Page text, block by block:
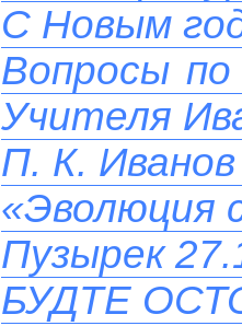
C Новым
Вопросы по
Учителя
П. К.
«Эволюция
Пузырек
БУДТЕ